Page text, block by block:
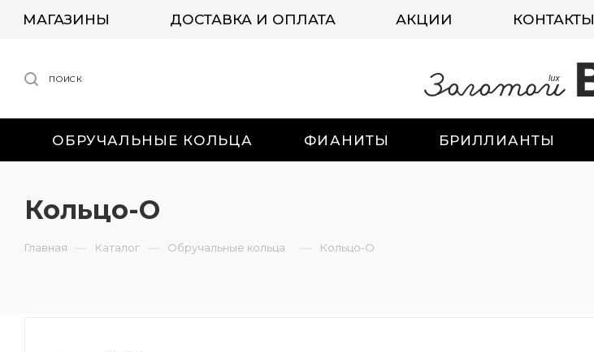
МАГАЗИНЫ ДОСТАВКА И ОПЛАТА АКЦИИ КОНТАКТЫ
ПОИСК
ОБРУЧАЛЬНЫЕ КОЛЬЦА ФИАНИТЫ БРИЛЛИАНТЫ
Кольцо-О
Главная — Каталог — Обручальные кольца — Кольцо-О